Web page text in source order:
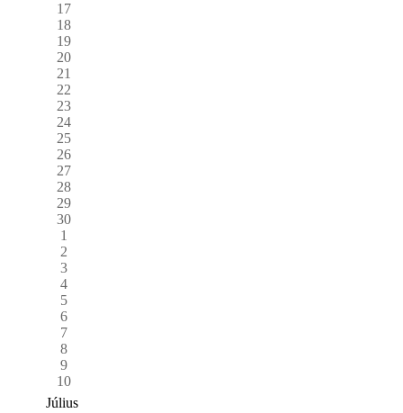
17
18
19
20
21
22
23
24
25
26
27
28
29
30
1
2
3
4
5
6
7
8
9
10
Július